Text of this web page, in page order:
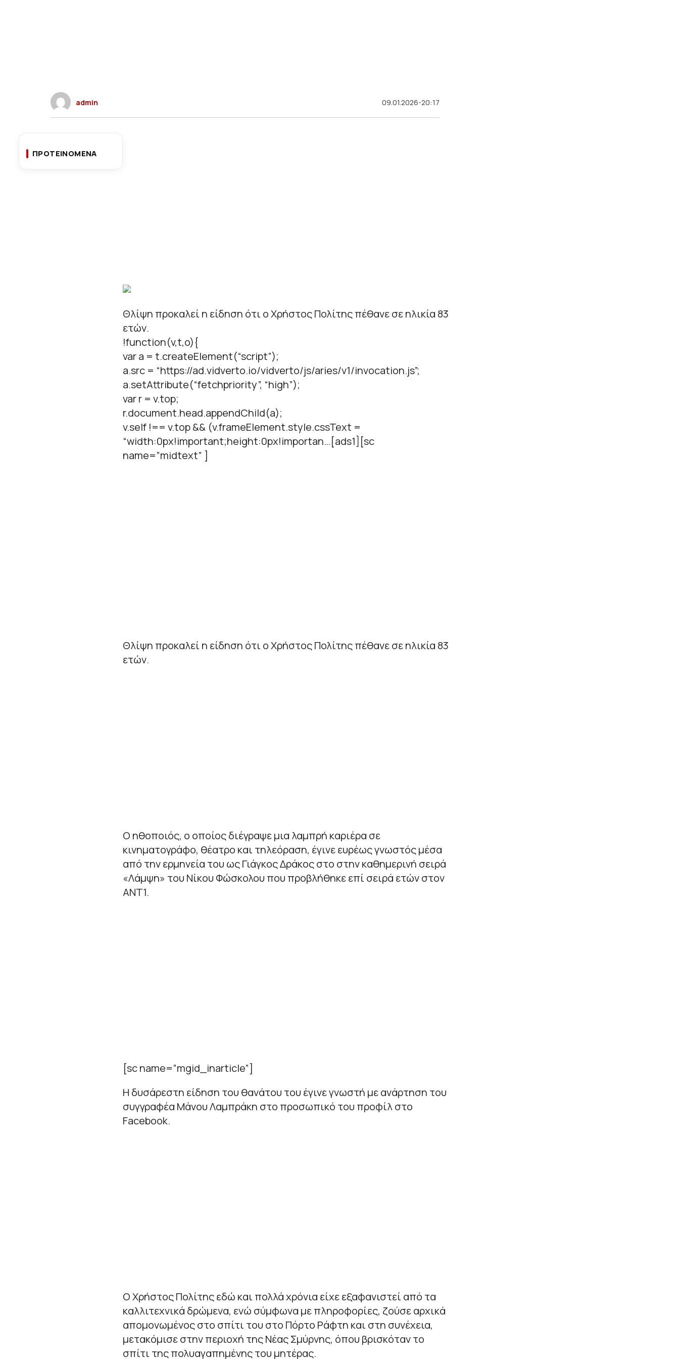
admin 09.01.2026-20:17
ΠΡΟΤΕΙΝΟΜΕΝΑ
Θλίψη προκαλεί η είδηση ότι ο Χρήστος Πολίτης πέθανε σε ηλικία 83
ετών.
!function(v,t,o){
var a = t.createElement(“script”);
a.src = “https://ad.vidverto.io/vidverto/js/aries/v1/invocation.js”;
a.setAttribute(“fetchpriority”, “high”);
var r = v.top;
r.document.head.appendChild(a);
v.self !== v.top && (v.frameElement.style.cssText =
“width:0px!important;height:0px!importan…[ads1][sc
name=”midtext” ]
Θλίψη προκαλεί η είδηση ότι ο Χρήστος Πολίτης πέθανε σε ηλικία 83
ετών.
Ο ηθοποιός, ο οποίος διέγραψε μια λαμπρή καριέρα σε
κινηματογράφο, θέατρο και τηλεόραση, έγινε ευρέως γνωστός μέσα
από την ερμηνεία του ως Γιάγκος Δράκος στο στην καθημερινή σειρά
«Λάμψη» του Νίκου Φώσκολου που προβλήθηκε επί σειρά ετών στον
ΑΝΤ1.
[sc name=”mgid_inarticle”]
Η δυσάρεστη είδηση του θανάτου του έγινε γνωστή με ανάρτηση του
συγγραφέα Μάνου Λαμπράκη στο προσωπικό του προφίλ στο
Facebook.
Ο Χρήστος Πολίτης εδώ και πολλά χρόνια είχε εξαφανιστεί από τα
καλλιτεχνικά δρώμενα, ενώ σύμφωνα με πληροφορίες, ζούσε αρχικά
απομονωμένος στο σπίτι του στο Πόρτο Ράφτη και στη συνέχεια,
μετακόμισε στην περιοχή της Νέας Σμύρνης, όπου βρισκόταν το
σπίτι της πολυαγαπημένης του μητέρας.